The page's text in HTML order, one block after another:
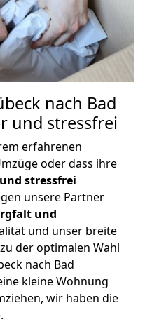
nach Bad
und stressfrei
erfahrenen
oder dass ihre
stressfrei
unsere Partner
und
und unser breite
der optimalen Wahl
nach Bad
kleine Wohnung
wir haben die